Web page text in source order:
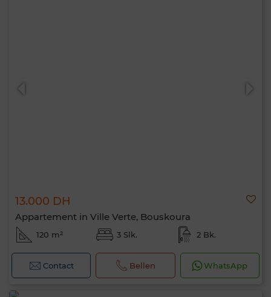
13.000 DH
Appartement in Ville Verte, Bouskoura
120 m² 3 Slk. 2 Bk.
Contact Bellen WhatsApp